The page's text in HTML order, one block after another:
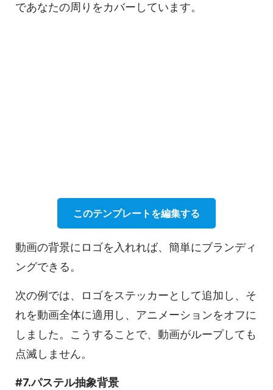
であなたの周りをカバーしています。
このテンプレートを編集する
動画の背景にロゴを入れれば、簡単にブランディ
ングできる。
次の例では、ロゴをステッカーとして追加し、そ
れを動画全体に適用し、アニメーションをオフに
しました。こうすることで、動画がループしても
点滅しません。
#7.パステル抽象背景